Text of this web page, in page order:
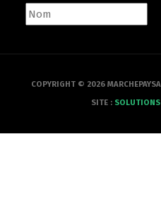
COPYRIGHT © 2026
SITE :